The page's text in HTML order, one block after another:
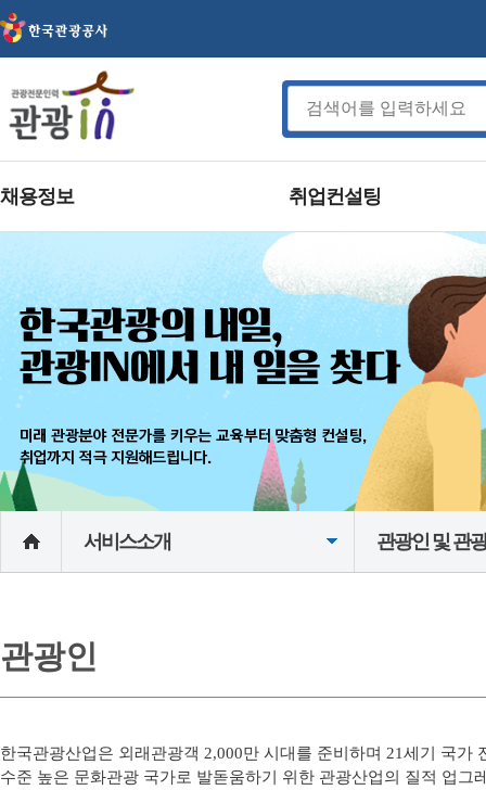
채용정보 취업컨설팅
서비스소개 관광인 및 관
관광인
한국관광산업은 외래관광객 2,000만 시대를 준비하며 21세기 국
수준 높은 문화관광 국가로 발돋움하기 위한 관광산업의 질적 업